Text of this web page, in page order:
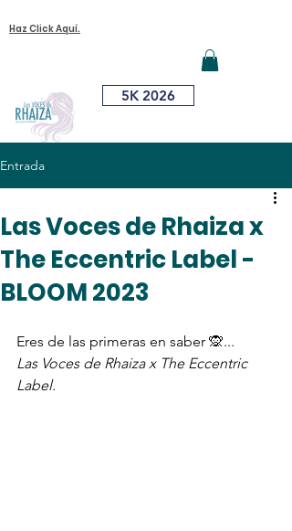
5K 2026
DONA AQUÍ
Haz Click Aquí.
Entrada
Las Voces de Rhaiza x
The Eccentric Label -
BLOOM 2023
Eres de las primeras en saber 🙊...
Las Voces de Rhaiza x The Eccentric
Label.